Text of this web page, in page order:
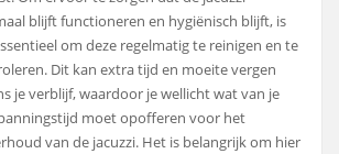
blijft functioneren en hygiënisch blijft, is
om deze regelmatig te reinigen en te
Dit kan extra tijd en moeite vergen
je verblijf, waardoor je wellicht wat van je
moet opofferen voor het
van de jacuzzi. Het is belangrijk om hier